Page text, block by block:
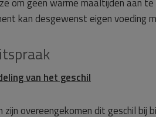
kan desgewenst eigen voeding
van het geschil
zijn overeengekomen dit geschil bij